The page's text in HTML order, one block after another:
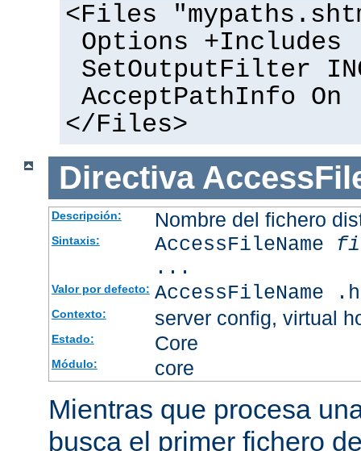
<Files
Options +Includes
SetOutputFilter
AcceptPathInfo On
</Files>
Directiva
Descripción: Nombre del fichero
Sintaxis: AccessFileName
...
Valor por defecto: AccessFileName
Contexto: server config, virtual
Estado: Core
Módulo: core
Mientras que procesa
busca el primer fichero